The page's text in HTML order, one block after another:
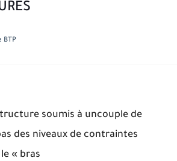
BTP
soumis à uncouple de
des niveaux de contraintes
« bras